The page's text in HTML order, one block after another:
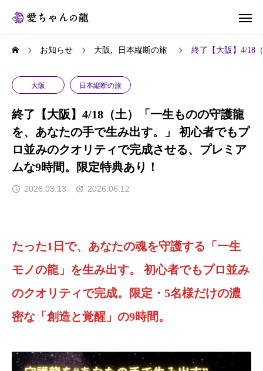
お知らせ 大阪 日本縦断の旅 終了【大阪】4/18
大阪 日本縦断の旅
終了【大阪】4/18（土）「一生ものの守護龍
を、あなたの手で生み出す。」 初心者でもプ
ロ並みのクオリティで完成させる、プレミア
ムな9時間。限定特典あり！
2026.03.13 2026.06.12
たった1日で、あなたの魂を守護する「一生
モノの龍」を生み出す。
初心者でもプロ並み
のクオリティで完成。限定・5名様だけの濃
密な「創造と覚醒」の9時間。